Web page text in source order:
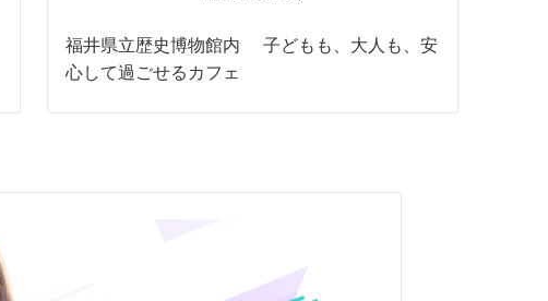
福井県立歴史博物館内 子どもも、大人も、安
心して過ごせるカフェ